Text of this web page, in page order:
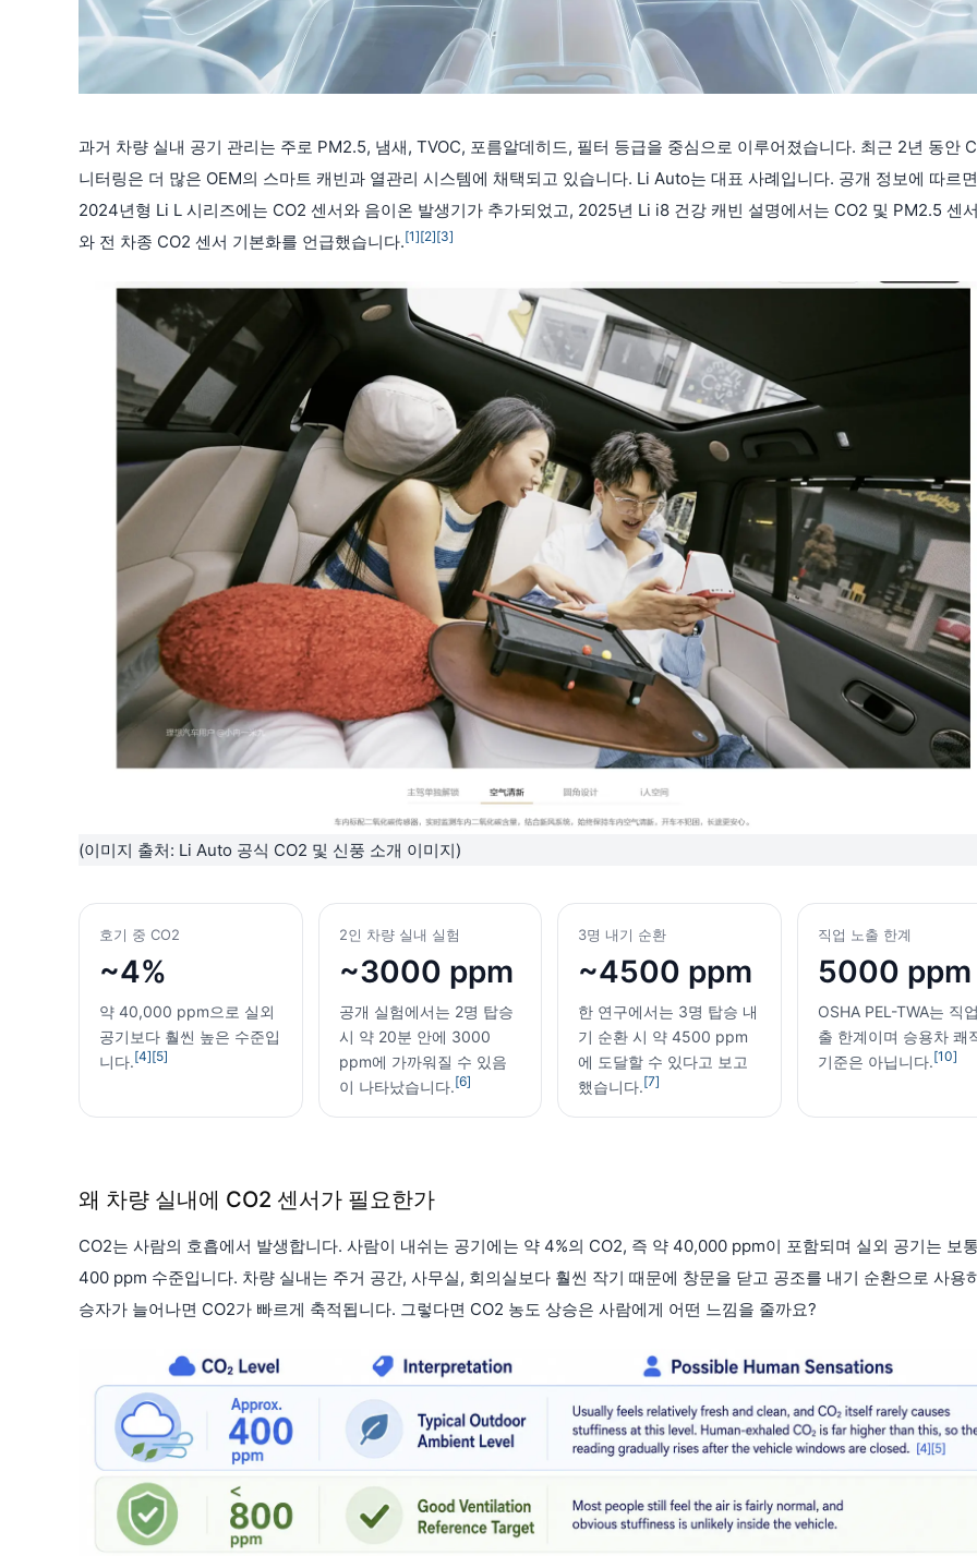
과거 차량 실내 공기 관리는 주로 PM2.5, 냄새, TVOC, 포름알데히드, 필터 등급을 중심으로 이루어졌습니다. 최근 2년 동안
니터링은 더 많은 OEM의 스마트 캐빈과 열관리 시스템에 채택되고 있습니다. Li Auto는 대표 사례입니다. 공개 정보에 따르면
2024년형 Li L 시리즈에는 CO2 센서와 음이온 발생기가 추가되었고, 2025년 Li i8 건강 캐빈 설명에서는 CO2 및 PM2.5 센
와 전 차종 CO2 센서 기본화를 언급했습니다.[1][2][3]
(이미지 출처: Li Auto 공식 CO2 및 신풍 소개 이미지)
호기 중 CO2
~4%
약 40,000 ppm으로 실외
공기보다 훨씬 높은 수준입
니다.[4][5]
2인 차량 실내 실험
~3000 ppm
공개 실험에서는 2명 탑승
시 약 20분 안에 3000
ppm에 가까워질 수 있음
이 나타났습니다.[6]
3명 내기 순환
~4500 ppm
한 연구에서는 3명 탑승 내
기 순환 시 약 4500 ppm
에 도달할 수 있다고 보고
했습니다.[7]
직업 노출 한계
5000 ppm
OSHA PEL-TWA는 직
출 한계이며 승용차 쾌
기준은 아닙니다.[10]
왜 차량 실내에 CO2 센서가 필요한가
CO2는 사람의 호흡에서 발생합니다. 사람이 내쉬는 공기에는 약 4%의 CO2, 즉 약 40,000 ppm이 포함되며 실외 공기는 보
400 ppm 수준입니다. 차량 실내는 주거 공간, 사무실, 회의실보다 훨씬 작기 때문에 창문을 닫고 공조를 내기 순환으로 사용
승자가 늘어나면 CO2가 빠르게 축적됩니다. 그렇다면 CO2 농도 상승은 사람에게 어떤 느낌을 줄까요?